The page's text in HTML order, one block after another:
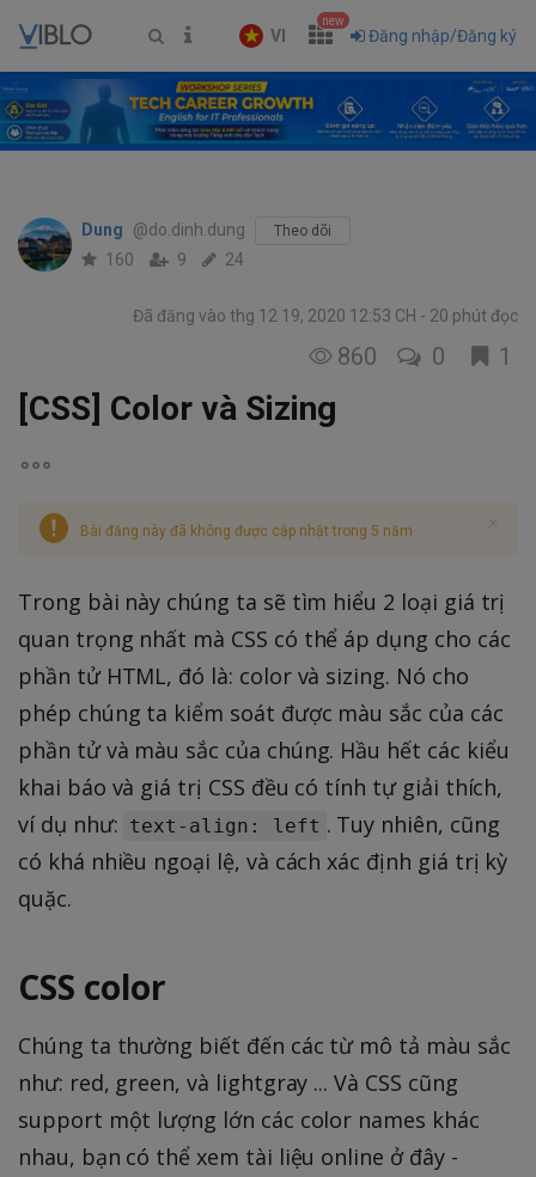
VI
new
Đăng nhập/Đăng ký
Dung @do.dinh.dung Theo dõi
160 9 24
Đã đăng vào thg 12 19, 2020 12:53 CH 20 phút đọc
860 0 1
[CSS] Color và Sizing
Bài đăng này đã không được cập nhật trong 5 năm
Trong bài này chúng ta sẽ tìm hiểu 2 loại giá trị
quan trọng nhất mà CSS có thể áp dụng cho các
phần tử HTML, đó là: color và sizing. Nó cho
phép chúng ta kiểm soát được màu sắc của các
phần tử và màu sắc của chúng. Hầu hết các kiểu
khai báo và giá trị CSS đều có tính tự giải thích,
ví dụ như: text-align: left . Tuy nhiên, cũng
có khá nhiều ngoại lệ, và cách xác định giá trị kỳ
quặc.
CSS color
Chúng ta thường biết đến các từ mô tả màu sắc
như: red, green, và lightgray ... Và CSS cũng
support một lượng lớn các color names khác
nhau, bạn có thể xem tài liệu online ở đây -